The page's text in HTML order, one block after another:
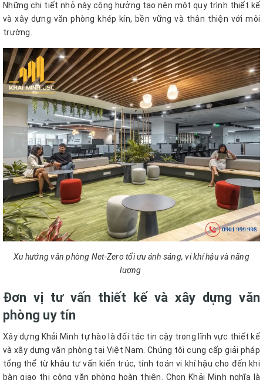
Những chi tiết nhỏ này cộng hưởng tạo nên một quy trình thiết kế
và xây dựng văn phòng khép kín, bền vững và thân thiện với môi
trường.
Xu hướng văn phòng Net-Zero tối ưu ánh sáng, vi khí hậu và năng
lượng
Đơn vị tư vấn thiết kế và xây dựng văn
phòng uy tín
Xây dựng Khải Minh tự hào là đối tác tin cậy trong lĩnh vực thiết kế
và xây dựng văn phòng tại Việt Nam. Chúng tôi cung cấp giải pháp
tổng thể từ khâu tư vấn kiến trúc, tính toán vi khí hậu cho đến khi
bàn giao thi công văn phòng hoàn thiện. Chọn Khải Minh nghĩa là